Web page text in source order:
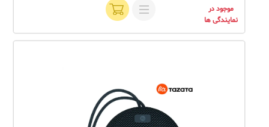
موجود در
نمایندگی ها